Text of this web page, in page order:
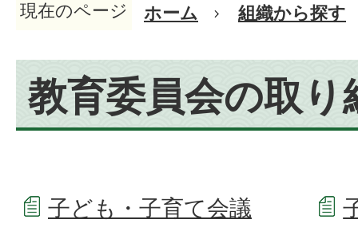
現在のページ ホーム 組織から探す
教育委員会の取り
子ども・子育て会議